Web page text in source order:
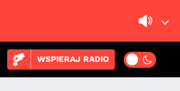
WSPIERAJ RADIO